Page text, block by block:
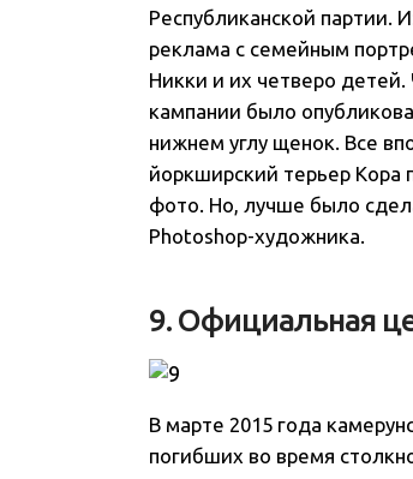
Республиканской партии.
реклама с семейным
Никки и их четверо
кампании было
нижнем углу щенок. Все
йоркширский терьер Кора
фото. Но, лучше было
Photoshop-художника.
9. Официальная
В марте 2015 года
погибших во время